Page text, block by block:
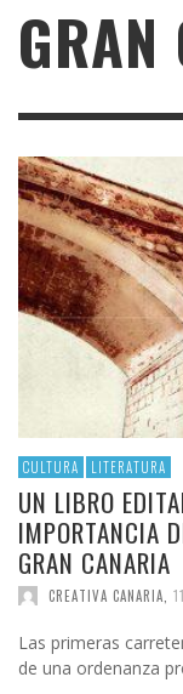
GRAN
CULTURA LITERATURA
UN LIBRO
IMPORTANCIA
GRAN CANARIA
CREATIVA CANARIA
Las primeras
de una ordenanza